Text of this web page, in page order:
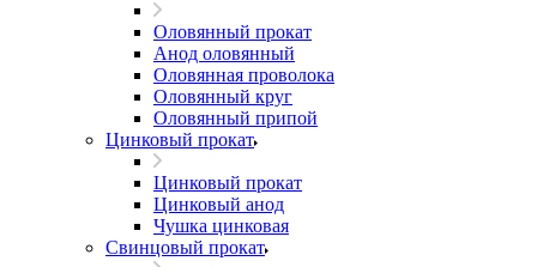
Оловянный прокат
Анод оловянный
Оловянная проволока
Оловянный круг
Оловянный припой
Цинковый прокат
Цинковый прокат
Цинковый анод
Чушка цинковая
Свинцовый прокат